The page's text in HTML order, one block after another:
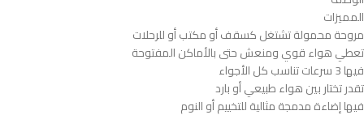
المميزات
مروحة محمولة تشتغل كسقف أو مكتب أو للرحلات
تعطي هواء قوي ومنعش حتى بالأماكن المفتوحة
فيها 3 سرعات تناسب كل الأجواء
تقدر تختار بين هواء طبيعي أو بارد
فيها إضاءة مدمجة مثالية للتخييم أو النوم